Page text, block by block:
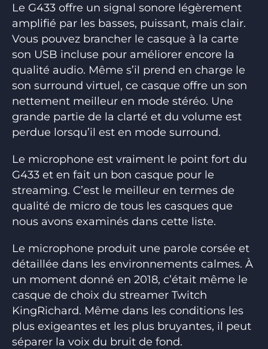
Le G433 offre un signal sonore légèrement
amplifié par les basses, puissant, mais clair.
Vous pouvez brancher le casque à la carte
son USB incluse pour améliorer encore la
qualité audio. Même s’il prend en charge le
son surround virtuel, ce casque offre un son
nettement meilleur en mode stéréo. Une
grande partie de la clarté et du volume est
perdue lorsqu’il est en mode surround.
Le microphone est vraiment le point fort du
G433 et en fait un bon casque pour le
streaming. C’est le meilleur en termes de
qualité de micro de tous les casques que
nous avons examinés dans cette liste.
Le microphone produit une parole corsée et
détaillée dans les environnements calmes. À
un moment donné en 2018, c’était même le
casque de choix du streamer Twitch
KingRichard. Même dans les conditions les
plus exigeantes et les plus bruyantes, il peut
séparer la voix du bruit de fond.